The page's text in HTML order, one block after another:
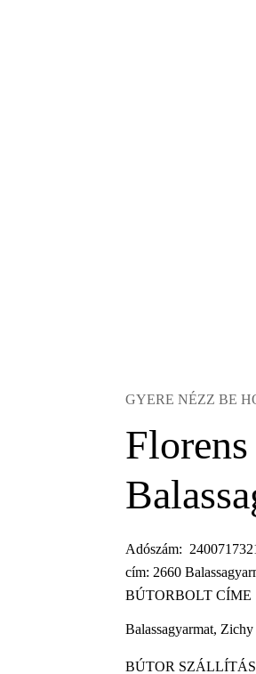
GYERE NÉZZ BE
Adószám:
cím: 2660
BÚTORBOLT CÍME
Balassagyarmat, Zichy
BÚTOR